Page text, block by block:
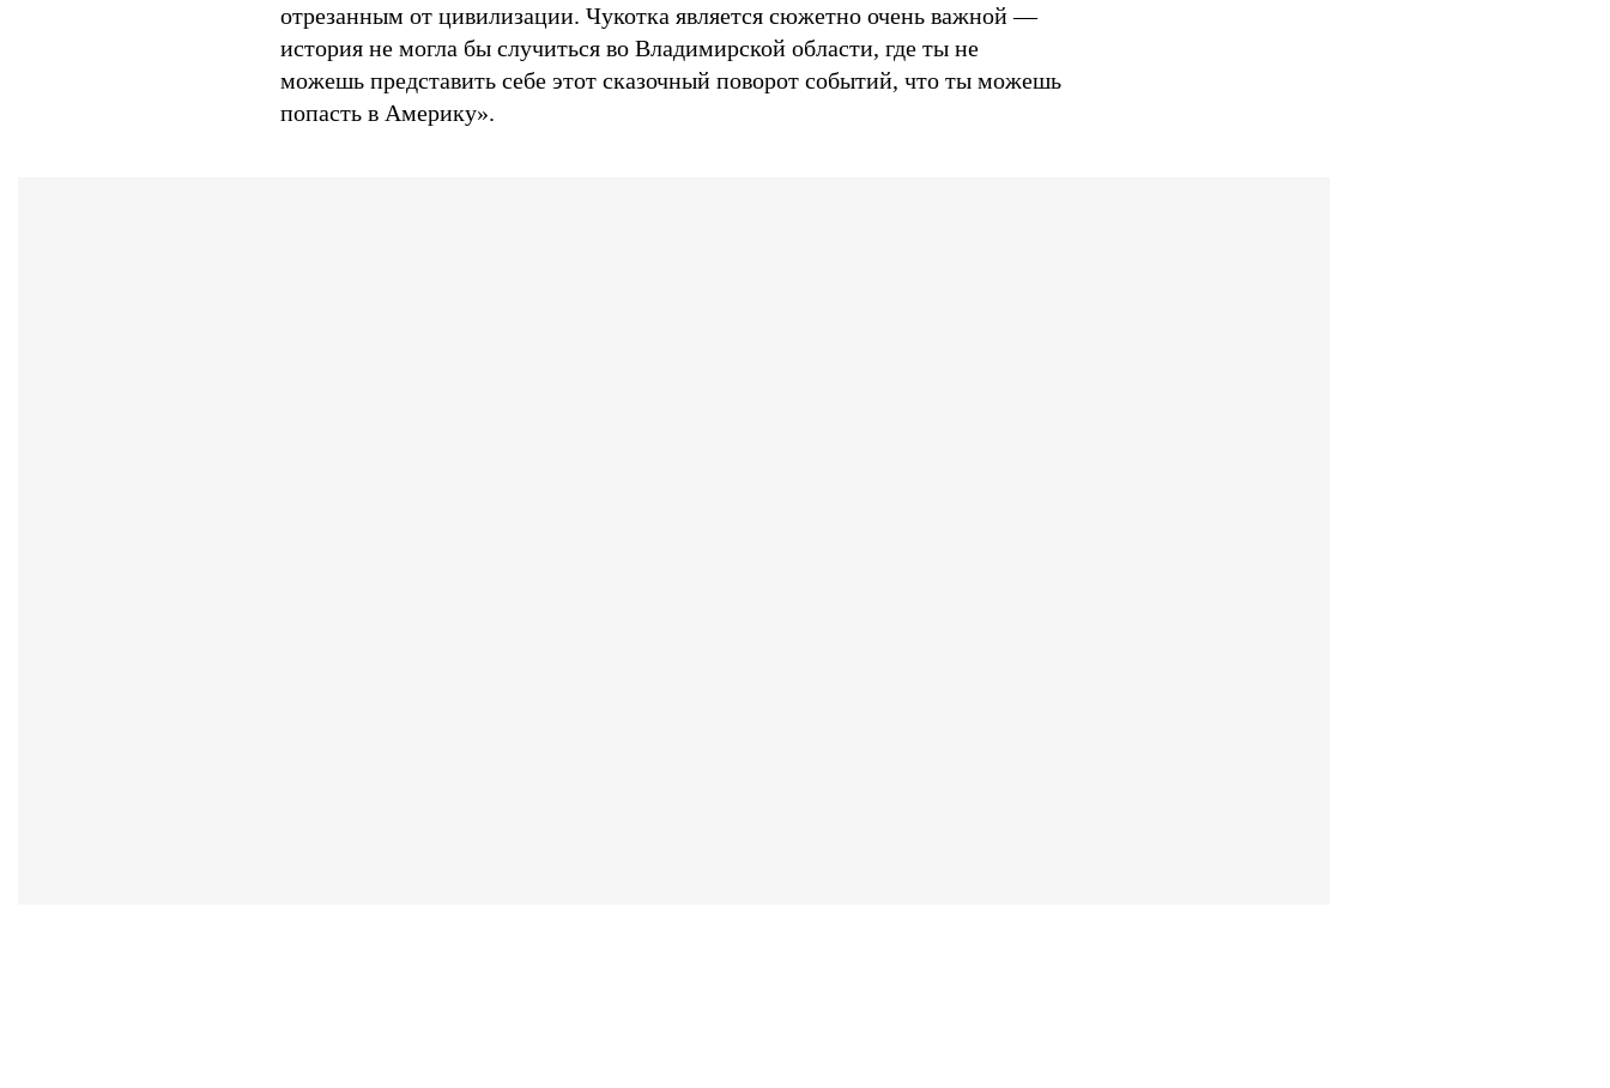
отрезанным от цивилизации. Чукотка является сюжетно очень важной —
история не могла бы случиться во Владимирской области, где ты не
можешь представить себе этот сказочный поворот событий, что ты можешь
попасть в Америку».